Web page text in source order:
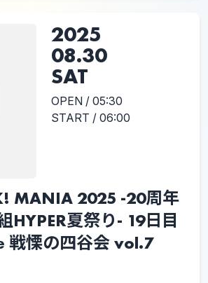
2025
08.30
SAT
OPEN / 05:30
START / 06:00
MANIA 2025 -20周年
HYPER夏祭り- 19日目
慄の四谷会 vol.7